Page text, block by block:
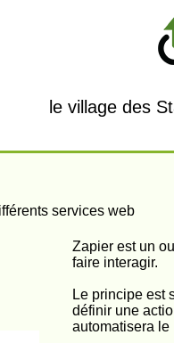
le village des
services web
Zapier est un
faire interagir.
Le principe est
définir une
automatisera le